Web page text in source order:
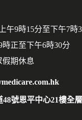
午9時15分至下午7時
時正至下午6時30分
假期休息
號恩平中心21樓全